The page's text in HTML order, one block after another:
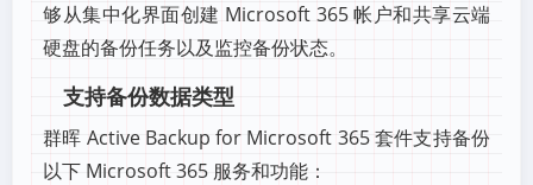
够从集中化界面创建 Microsoft 365 帐户和共享云端
硬盘的备份任务以及监控备份状态。
支持备份数据类型
群晖 Active Backup for Microsoft 365 套件支持备份
以下 Microsoft 365 服务和功能：